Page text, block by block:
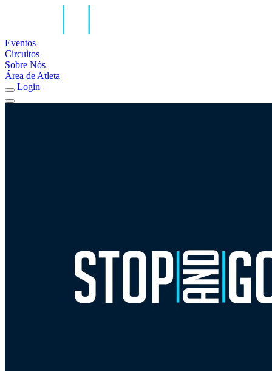
Eventos
Circuitos
Sobre Nós
Área de Atleta
Login